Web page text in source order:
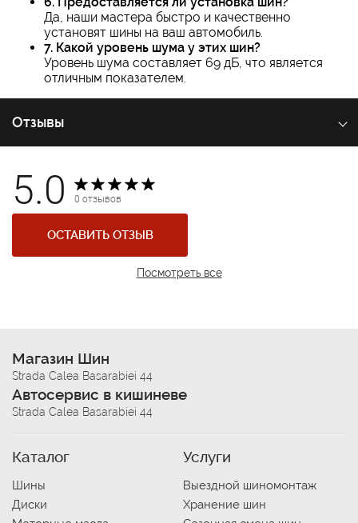
Да, наши мастера быстро и качественно
установят шины на ваш автомобиль.
7. Какой уровень шума у этих шин?
Уровень шума составляет 69 дБ, что является
отличным показателем.
Отзывы
5.0 0 отзывов
ОСТАВИТЬ ОТЗЫВ
Посмотреть все
Магазин Шин
Strada Calea Basarabiei 44
Автосервис в кишиневе
Strada Calea Basarabiei 44
Каталог
Шины
Диски
Услуги
Выездной шиномонтаж
Хранение шин